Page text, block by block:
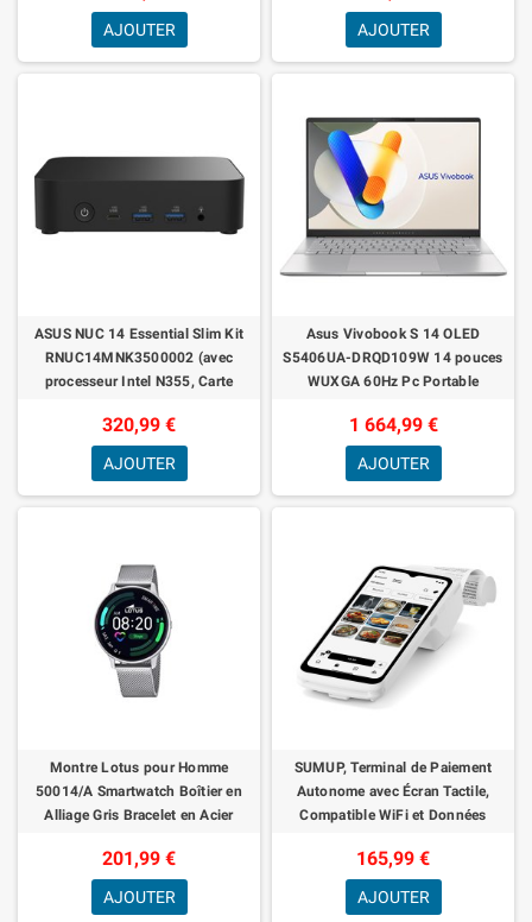
AJOUTER AJOUTER
ASUS NUC 14 Essential Slim Kit
RNUC14MNK3500002 (avec
processeur Intel N355, Carte
système d'e
320,99 €
AJOUTER
Asus Vivobook S 14 OLED
S5406UA-DRQD109W 14 pouces
WUXGA 60Hz Pc Portable
32GB LPDDR5X, 1TB M.2 N
1 664,99 €
AJOUTER
Montre Lotus pour Homme
50014/A Smartwatch Boîtier en
Alliage Gris Bracelet en Acier
201,99 €
AJOUTER
SUMUP, Terminal de Paiement
Autonome avec Écran Tactile,
Compatible WiFi et Données
Paiements san
165,99 €
AJOUTER